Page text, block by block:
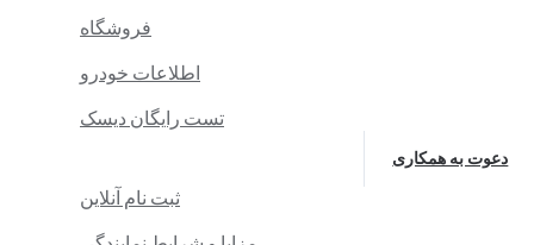
فروشگاه
اطلاعات خودرو
تست رایگان دیسک
دعوت به همکاری
ثبت نام آنلاین